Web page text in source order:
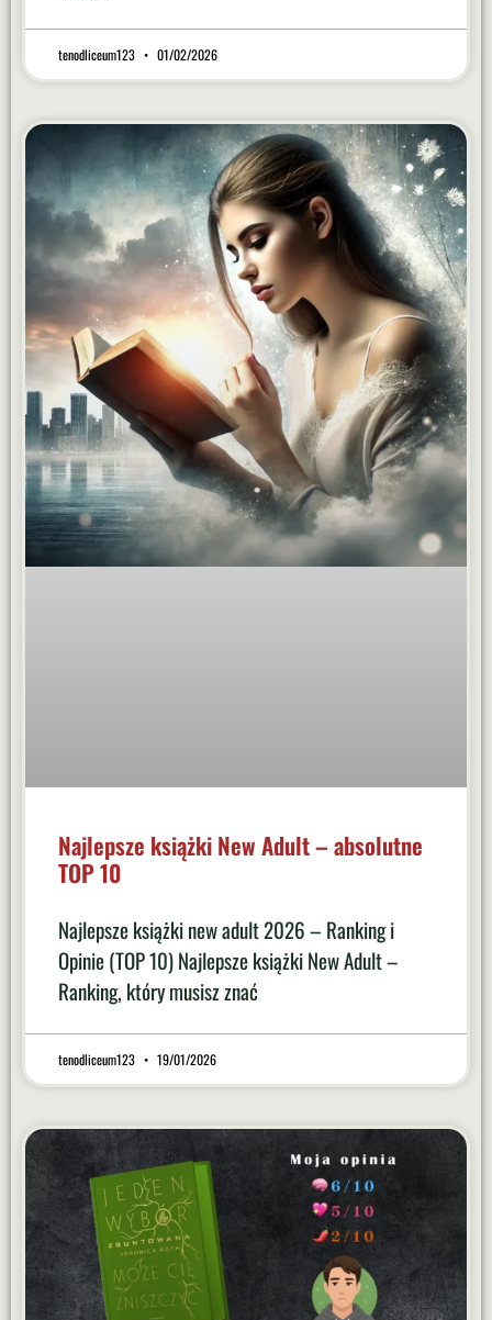
tenodliceum123 01/02/2026
Najlepsze książki New Adult – absolutne
TOP 10
Najlepsze książki new adult 2026 – Ranking i
Opinie (TOP 10) Najlepsze książki New Adult –
Ranking, który musisz znać
tenodliceum123 19/01/2026